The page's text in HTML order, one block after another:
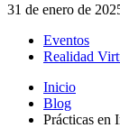
31 de enero de
Eventos
Realidad
Inicio
Blog
Prácticas en